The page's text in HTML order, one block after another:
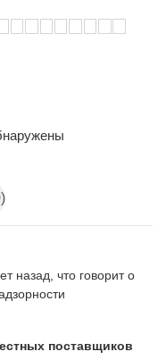
назад, что говорит о
поставщиков